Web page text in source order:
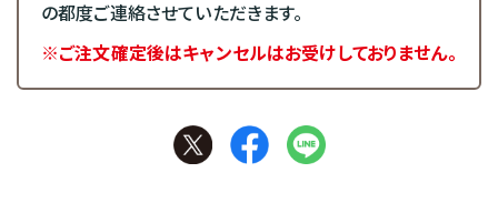
の都度ご連絡させていただきます。
※ご注文確定後はキャンセルはお受けしておりません。